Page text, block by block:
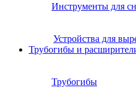
Инструменты для
Устройства для
Трубогибы и
Трубогибы